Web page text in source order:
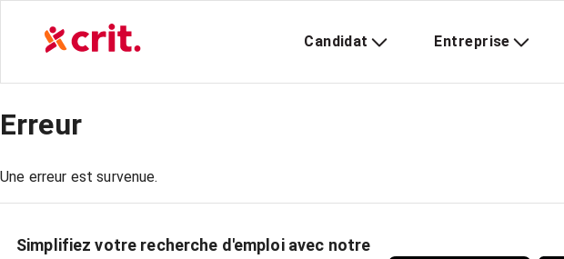
Candidat Entreprise
Erreur
Une erreur est survenue.
Simplifiez votre recherche d'emploi avec notre